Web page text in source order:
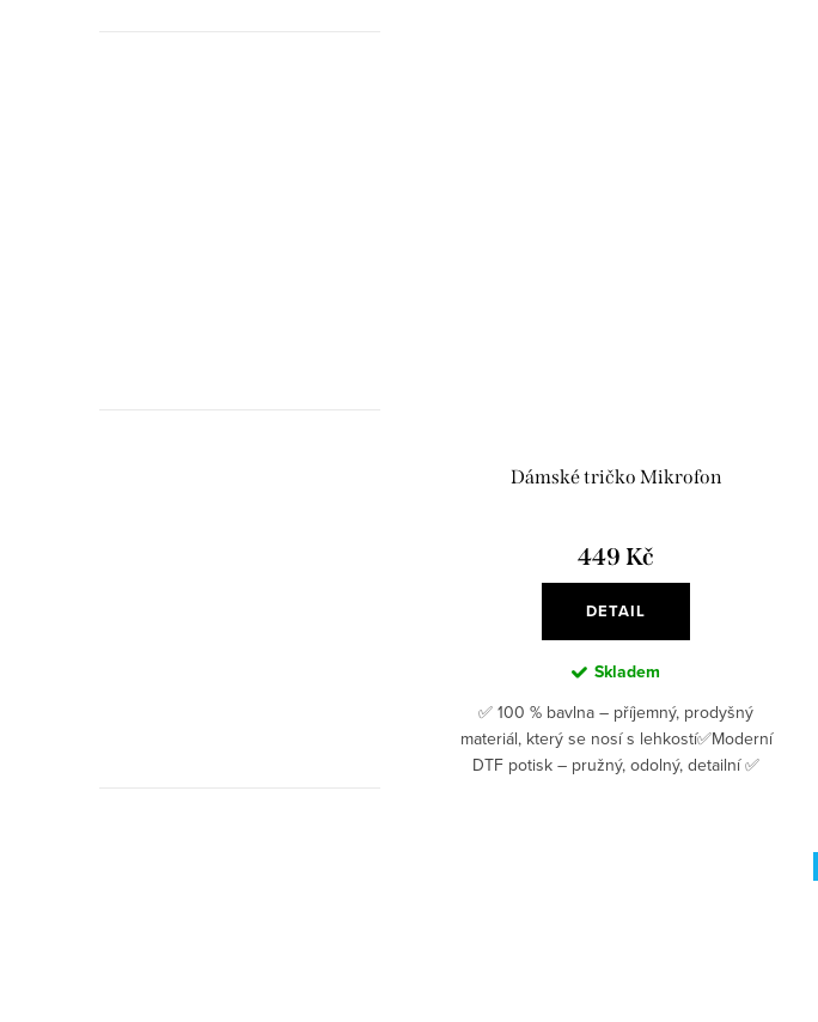
Dámské tričko Mikrofon
449 Kč
DETAIL
Skladem
✅ 100 % bavlna – příjemný, prodyšný
materiál, který se nosí s lehkostí✅Moderní
DTF potisk – pružný, odolný, detailní ✅